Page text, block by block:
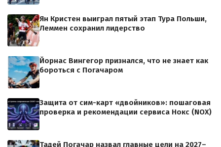
Ян Кристен выиграл пятый этап Тура Польши,
Леммен сохранил лидерство
Йорнас Вингегор признался, что не знает как
бороться с Погачаром
Защита от сим-карт «двойников»: пошаговая
проверка и рекомендации сервиса Нокс (NOX)
Тадей Погачар назвал главные цели на 2027–